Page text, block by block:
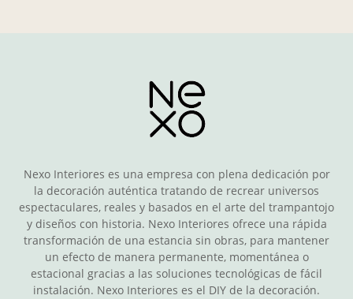
Nexo Interiores es una empresa con plena dedicación por
la decoración auténtica tratando de recrear universos
espectaculares, reales y basados en el arte del trampantojo
y diseños con historia. Nexo Interiores ofrece una rápida
transformación de una estancia sin obras, para mantener
un efecto de manera permanente, momentánea o
estacional gracias a las soluciones tecnológicas de fácil
instalación. Nexo Interiores es el DIY de la decoración.